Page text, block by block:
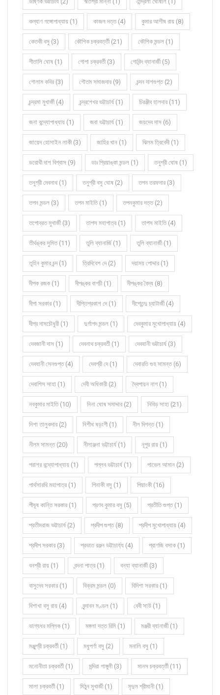
কল্যাণ গঙ্গোপাধ্যায় (1) কাজল দত্ত (4) কুমার আশীষ রায় (8)
কেতকী বসু (3) কৌশিক চক্রবর্ত্তী (21) কৌশিক মন্ডল (1)
গীতালি ঘোষ (1) গোপা চক্রবর্তী (3) গোবিন্দ ব্যানার্জী (5)
গোলাম কবির (3) গৌতম সমাজদার (9) চন্দন দাশগুপ্ত (2)
চন্দ্রমা মুখার্জী (4) চন্দ্রশেখর ভট্টাচার্য (1) চিরঞ্জীব হালদার (11)
জনা বন্দ্যোপাধ্যায় (1) জবা ভট্টাচার্য (1) জয়দেব দাস (6)
জায়েদ হোসাইন লাকী (3) জাহির খান (1) ঝিলম ত্রিবেদী (1)
ডরোথী দাশ বিশ্বাস (9) ডাঃ প্রিয়াঙ্কা মন্ডল (1) তনুশ্রী ঘোষ (1)
তনুশ্রী দেবনাথ (1) তনুশ্রী বসু ঘোষ (2) তপন তরফদার (3)
তপন মন্ডল (3) তপন মাইতি (1) তপনকুমার দত্ত (2)
তপোব্রত মুখার্জী (3) তাপস মহাপাত্র (1) তাপস মাইতি (4)
তীর্থঙ্কর সুমিত (11) তুলি ব্যানার্জি (1) তুলি ব্যানার্জী (1)
তুহিন কুমার চন্দ (1) ত্রিদিবেশ দে (2) দয়াময় পোদ্দার (1)
দীপক রজক (1) দীপঙ্কর বাগচী (1) দীপঙ্কর বৈদ্য (8)
দীপা সরকার (1) দীপ্তিপ্রকাশ দে (1) দীপ্তেন্দু চ্যাটার্জী (4)
দীপ্র দাসচৌধুরী (1) দুর্গাপদ মন্ডল (1) দেবকুমার মুখোপাধ্যায় (4)
দেবজানী দাস (1) দেবনাথ চক্রবর্তী (1) দেবযানী ভট্টাচার্য (3)
দেবযানী সেনগুপ্ত (4) দেবশ্রী দে (1) দেবারতি গুহ সামন্ত (6)
দেবাশিস সাহা (1) দেবী অধিকারী (2) দ্বৈপায়ন নাগ (1)
নবকুমার মাইতি (10) নিনা ঘোষ সমাদ্দার (2) নিবিড় সাহা (21)
নিশা তালুকদার (2) নিশীথ ষড়ংগী (1) নীল দিগন্ত (1)
নীলম সামন্ত (20) নীলাঞ্জনা ভট্টাচার্য (1) নূপুর রায় (1)
পরাশর বন্দ্যোপাধ্যায় (1) পল্লব ভট্টাচার্য (1) পাভেল আমান (2)
পার্থসারথি মহাপাত্র (1) পিনাকী বসু (1) পিয়াংকী (16)
পীযূষ কান্তি সরকার (1) প্রণব কুমার বসু (5) প্রতীতি গুপ্ত (1)
প্রতীমরাজ ভট্টাচার্য (2) প্রদীপ গুপ্ত (8) প্রদীপ মুখোপাধ্যায় (4)
প্রদীপ সরকার (3) প্রভাত রঞ্জন ভট্টাচার্য্য (4) প্রাণজি বসাক (1)
বনশ্রী রায় (1) বন্দনা পাত্র (1) বন্যা ব্যানার্জী (3)
বাসুদেব সরকার (1) বিক্রম মন্ডল (0) বিদিশা সরকার (1)
বিশাখা বসু রায় (4) বৃন্দাবন মণ্ডল (1) বেবী সাউ (1)
ভাগ্যধর মল্লিক (1) মঙ্গলা দত্ত রিমি (1) মঞ্জরী ব্যানার্জী (1)
মঞ্জুশ্রী চক্রবর্তী (1) মধুপর্ণা বসু (2) মনালি বসু (1)
মনোনীতা চক্রবর্তী (1) মন্দিরা গাঙ্গুলী (3) মানস চক্রবর্ত্তী (11)
মালা চক্রবর্তী (1) মিঠুন মুখার্জী (1) মৃদুল শ্রীমানী (1)